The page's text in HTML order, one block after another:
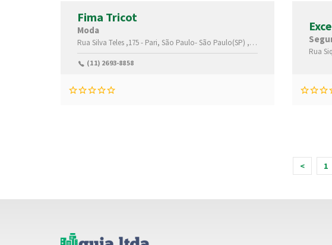
Fima Tricot
Moda
Rua Silva Teles ,175 - Pari, São Paulo-São Paulo(SP) ,03026001
(11) 2693-8858
Rua
< 1